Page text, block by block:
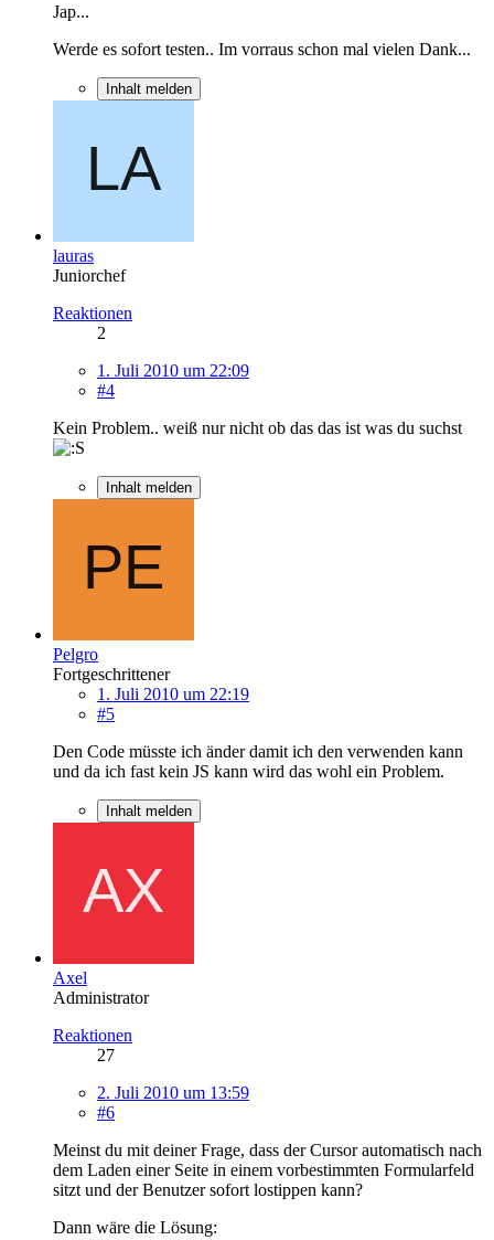
Jap...
Werde es sofort testen.. Im vorraus schon mal vielen Dank...
Inhalt melden
lauras
Juniorchef
Reaktionen
2
1. Juli 2010 um 22:09
#4
Kein Problem.. weiß nur nicht ob das das ist was du suchst
Inhalt melden
Pelgro
Fortgeschrittener
1. Juli 2010 um 22:19
#5
Den Code müsste ich änder damit ich den verwenden kann
und da ich fast kein JS kann wird das wohl ein Problem.
Inhalt melden
Axel
Administrator
Reaktionen
27
2. Juli 2010 um 13:59
#6
Meinst du mit deiner Frage, dass der Cursor automatisch nach
dem Laden einer Seite in einem vorbestimmten Formularfeld
sitzt und der Benutzer sofort lostippen kann?
Dann wäre die Lösung: